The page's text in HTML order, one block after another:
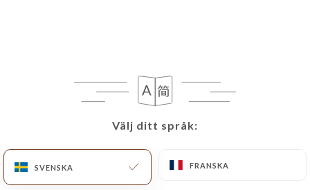
Välj ditt språk:
SVENSKA FRANSKA
Bokning
Välj ditt språk:
SVENSKA FRANSKA